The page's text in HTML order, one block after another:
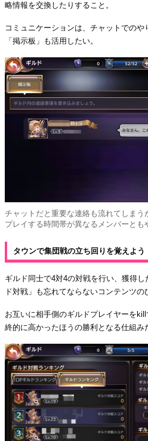
略情報を交換したりすること。
コミュニケーションは、チャットでの
「掲示板」も活用したい。
チャットだと重要な連絡も流れてしまう
プレイする時間帯が異なるメンバーとも
タウンで集団戦の立ち回りを覚えよう
ギルド同士で4対4の対戦を行い、獲得
ド対戦」も忘れてならないコンテンツの
お互いに相手側のギルドプレイヤーを
終的に高かったほうの勝利となる仕組み